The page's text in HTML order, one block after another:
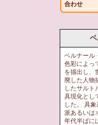
合わせ
ベルナール
色彩によっ
を描出し、
廃した人物
したサルト
具現化とし
した。 具
派あるいは
年代半ばに